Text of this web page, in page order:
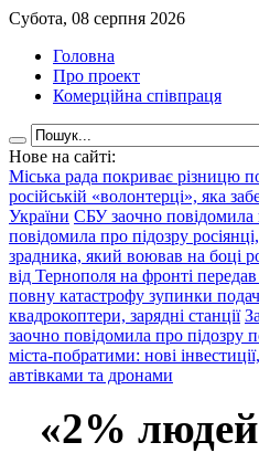
Субота, 08 серпня 2026
Головна
Про проект
Комерційна співпраця
Нове на сайті:
Міська рада покриває різницю
російській «волонтерці», яка
України СБУ заочно повідомила
повідомила про підозру
зрадника, який воював на боці
від Тернополя на фронті
повну катастрофу зупинки
квадрокоптери, зарядні станції
заочно повідомила про підозру
міста-побратими: нові
автівками та дронами
«2%